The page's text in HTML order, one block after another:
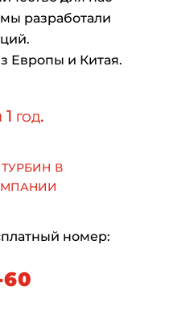
разработали
Европы и Китая.
год.
в
номер: